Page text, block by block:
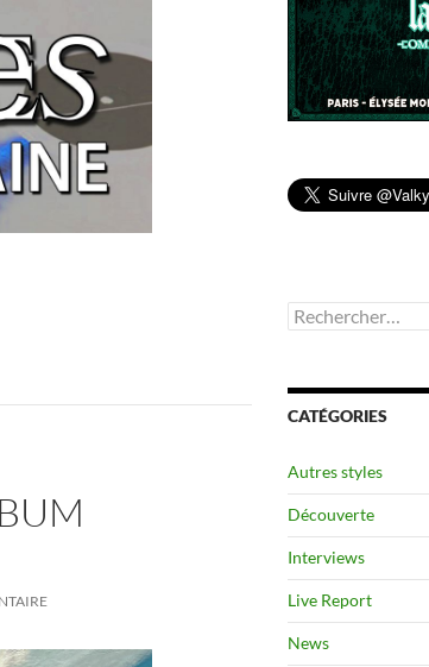
02-16/02/2024]
Rechercher :
CATÉGORIES
Autres styles
Découverte
Interviews
Live Report
News